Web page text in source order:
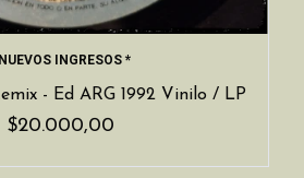
INGRESOS *
- Ed ARG 1992 Vinilo / LP
$20.000,00